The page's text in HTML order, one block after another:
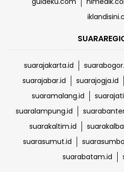
suarajakarta.id
suarajabar.id
suarajogja.id
suaramalang.id
suaralampung.id
suarakaltim.id
suarasumut.id
suarabatam.id